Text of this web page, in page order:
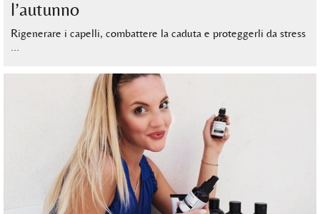
l’autunno
Rigenerare i capelli, combattere la caduta e proteggerli da stress
…